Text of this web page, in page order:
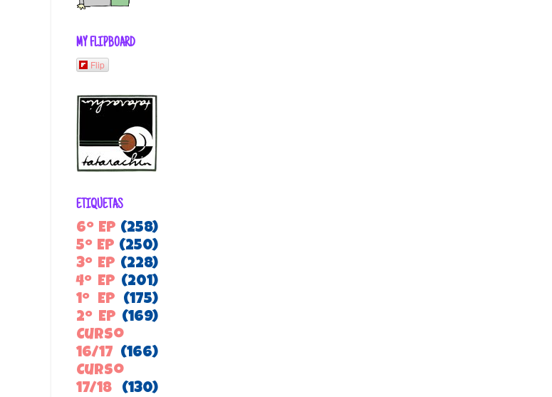
MY FLIPBOARD
Flip
ETIQUETAS
6º EP (258)
5º EP (250)
3º EP (228)
4º EP (201)
1º EP
(175)
2º EP (169)
Curso
16/17 (166)
Curso
17/18
(130)